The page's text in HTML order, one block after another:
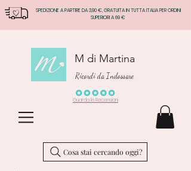
SPEDIZIONE A PARTIRE DA 3,90 €, GRATUITA IN TUTTA ITALIA PER ORDINI
SUPERIORI A 69 €
M di Martina
Ricordi da Indossare
Guarda le Recensioni
Cosa stai cercando oggi?